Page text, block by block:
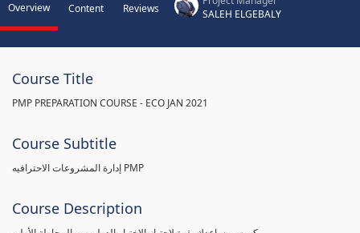
Overview Content Reviews
SALEH ELGEBALY
Course Title
PMP PREPARATION COURSE - ECO JAN 2021
Course Subtitle
إدارة المشروعات الاحترافيه PMP
Course Description